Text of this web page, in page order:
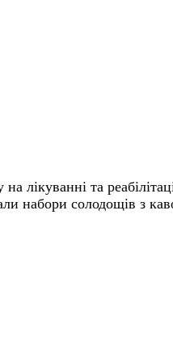
лікуванні та
набори солодощів з